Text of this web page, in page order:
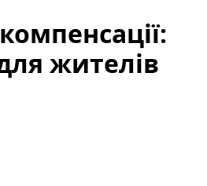
жителів